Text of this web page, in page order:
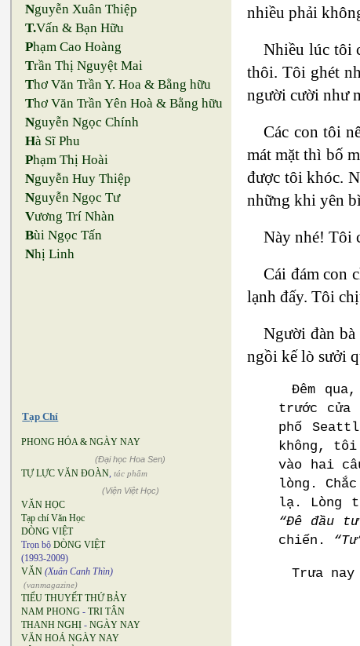
Nguyễn Xuân Thiệp
T.Vấn & Bạn Hữu
Phạm Cao Hoàng
Trần Thị Nguyệt Mai
Thơ Văn Trần Y. Hoa & Bằng hữu
Thơ Văn Trần Yên Hoà & Bằng hữu
Nguyễn Ngọc Chính
Hà Sĩ Phu
Phạm Thị Hoài
Nguyễn Huy Thiệp
Nguyễn Ngọc Tư
Vương Trí Nhàn
Bùi Ngọc Tấn
Nhị Linh
Tạp Chí
PHONG HÓA & NGÀY NAY
(Đại học Hoa Sen)
TỰ LỰC VĂN ĐOÀN, tác phẩm
(Viện Việt Học)
VĂN HỌC
Tạp chí Văn Học
DÒNG VIỆT
Trọn bộ DÒNG VIỆT
(1993-2009)
VĂN (Xuân Canh Thìn)
(vanmagazine)
TIỂU THUYẾT THỨ BẢY
NAM PHONG - TRI TÂN
THANH NGHỊ - NGÀY NAY
VĂN HOÁ NGÀY NAY
nhiều phải
Nhiều lúc tôi
thôi. Tôi ghét
người cười như
Các con tôi
mát mặt thì bố
được tôi khóc.
những khi yên
Này nhé! Tôi
Cái đám con
lạnh đấy. Tôi
Người đàn
ngồi kế lò sưởi
Đêm
trước cửa
phố
không,
vào hai
lòng.
lạ. Lòng
“Đê đầu
chiến.
Trưa